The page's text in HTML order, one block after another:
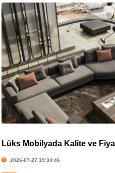
Lüks Mobilyada Kalite ve
2026-07-27 19:34:46